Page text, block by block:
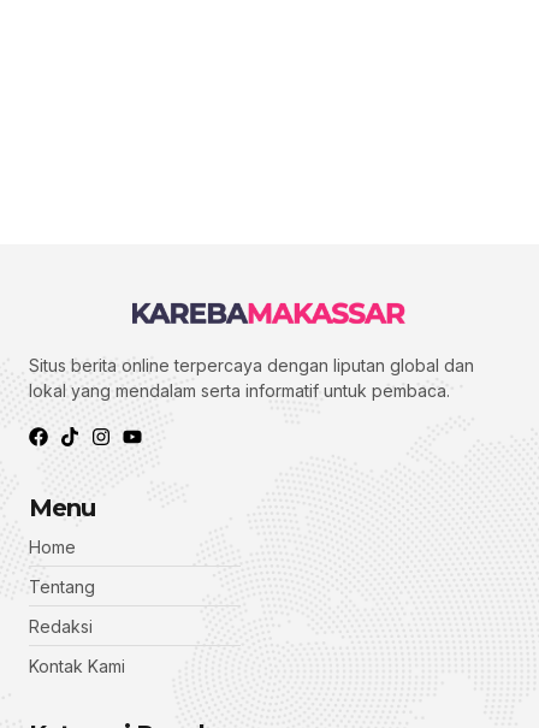
Situs berita online terpercaya dengan liputan global dan
lokal yang mendalam serta informatif untuk pembaca.
Menu
Home
Tentang
Redaksi
Kontak Kami